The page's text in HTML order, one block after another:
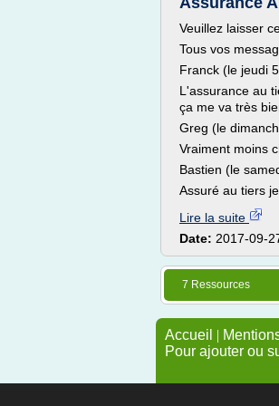
Veuillez laisser
Tous vos
Franck (le jeudi
L'assurance au
ça me va très
Greg (le
Vraiment moins
Bastien (le
Assuré au tiers
Lire la suite
Date: 2017-09-
7 Ressources
Accueil |
Pour ajouter ou